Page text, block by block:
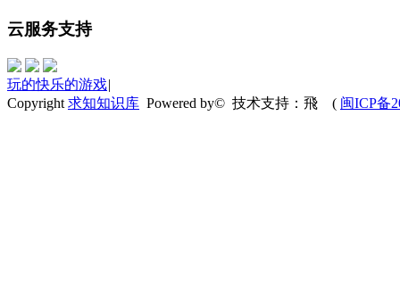
云服务支持
玩的快乐的游戏|
Copyright 求知知识库 Powered by© 技术支持：飛 ( 闽ICP备